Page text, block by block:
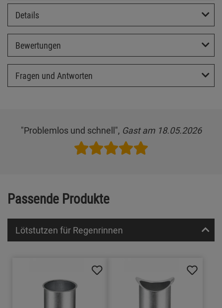
Details
Bewertungen
Fragen und Antworten
"Problemlos und schnell", Gast am 18.05.2026
Passende Produkte
Lötstutzen für Regenrinnen